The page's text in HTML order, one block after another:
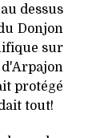
dessus
Donjon
sur
protégé
tout!